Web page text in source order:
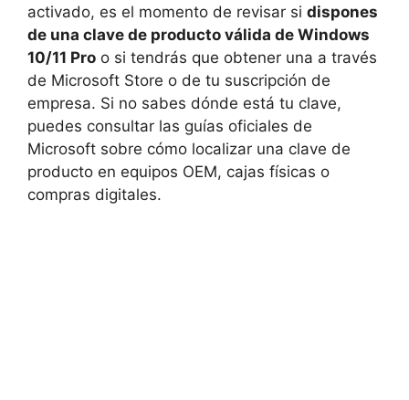
activado, es el momento de revisar si dispones
de una clave de producto válida de Windows
10/11 Pro o si tendrás que obtener una a través
de Microsoft Store o de tu suscripción de
empresa. Si no sabes dónde está tu clave,
puedes consultar las guías oficiales de
Microsoft sobre cómo localizar una clave de
producto en equipos OEM, cajas físicas o
compras digitales.